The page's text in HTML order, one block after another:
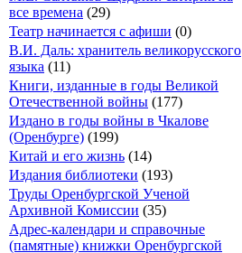
все времена (29)
Театр начинается с афиши (0)
В.И. Даль: хранитель великорусского
языка (11)
Книги, изданные в годы Великой
Отечественной войны (177)
Издано в годы войны в Чкалове
(Оренбурге) (199)
Китай и его жизнь (14)
Издания библиотеки (193)
Труды Оренбургской Ученой
Архивной Комиссии (35)
Адрес-календари и справочные
(памятные) книжки Оренбургской